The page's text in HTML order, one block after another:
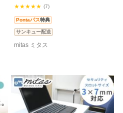
★★★★★ (7)
Pontaパス特典
サンキュー配送
mitas ミタス